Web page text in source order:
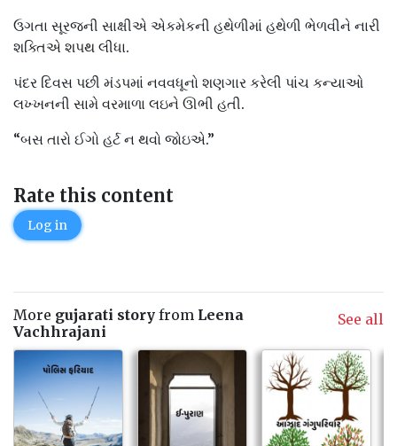
ઉગતા સૂરજની સાક્ષીએ એકમેકની હથેળીમાં હથેળી ભેળવીને નારી
શક્તિએ શપથ લીધા.
પંદર દિવસ પછી મંડપમાં નવવધૂનો શણગાર કરેલી પાંચ કન્યાઓ
લખ્ખનની સામે વરમાળા લઇને ઊભી હતી.
“બસ તારો ઈગો હર્ટ ન થવો જોઇએ.”
Rate this content
Log in
More gujarati story from Leena
Vachhrajani
See all